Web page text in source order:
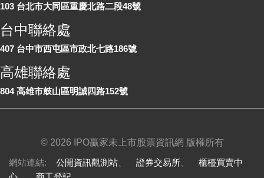
103 台北市大同區重慶北路二段48號
台中聯絡處
407 台中市西屯區市政北七路186號
高雄聯絡處
804 高雄市鼓山區明誠四路152號
© 2026 IPO贏家未上市股票資訊網 版權所有
網站連結: 公開資訊觀測站 證券交易所
櫃檯買賣中